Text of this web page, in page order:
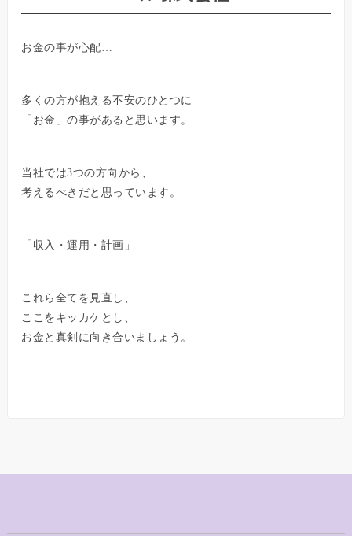
お金の事が心配…
多くの方が抱える不安のひとつに
「お金」の事があると思います。
当社では3つの方向から、
考えるべきだと思っています。
「収入・運用・計画」
これら全てを見直し、
ここをキッカケとし、
お金と真剣に向き合いましょう。